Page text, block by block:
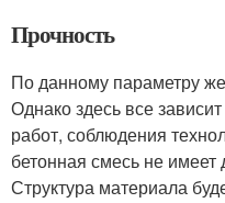
Прочность
По данному параметру
Однако здесь все
работ, соблюдения
бетонная смесь не имеет
Структура материала